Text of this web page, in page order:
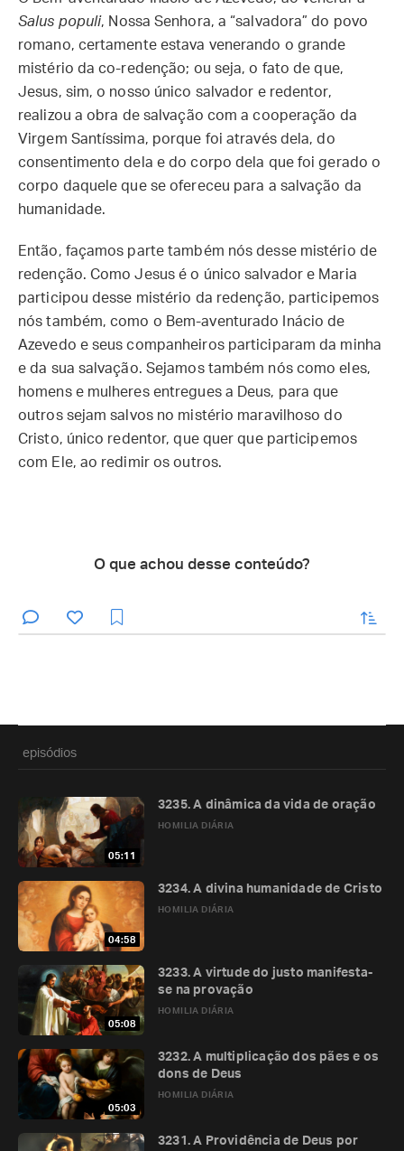
Salus populi, Nossa Senhora, a “salvadora” do povo
romano, certamente estava venerando o grande
mistério da co-redenção; ou seja, o fato de que,
Jesus, sim, o nosso único salvador e redentor,
realizou a obra de salvação com a cooperação da
Virgem Santíssima, porque foi através dela, do
consentimento dela e do corpo dela que foi gerado o
corpo daquele que se ofereceu para a salvação da
humanidade.
Então, façamos parte também nós desse mistério de
redenção. Como Jesus é o único salvador e Maria
participou desse mistério da redenção, participemos
nós também, como o Bem-aventurado Inácio de
Azevedo e seus companheiros participaram da minha
e da sua salvação. Sejamos também nós como eles,
homens e mulheres entregues a Deus, para que
outros sejam salvos no mistério maravilhoso do
Cristo, único redentor, que quer que participemos
com Ele, ao redimir os outros.
O que achou desse conteúdo?
enviar
episódios
05:11
HOMILIA DIÁRIA
3235. A dinâmica da vida de oração
04:58
HOMILIA DIÁRIA
3234. A divina humanidade de Cristo
05:08
HOMILIA DIÁRIA
3233. A virtude do justo manifesta-
se na provação
05:03
HOMILIA DIÁRIA
3232. A multiplicação dos pães e os
dons de Deus
3231. A Providência de Deus por